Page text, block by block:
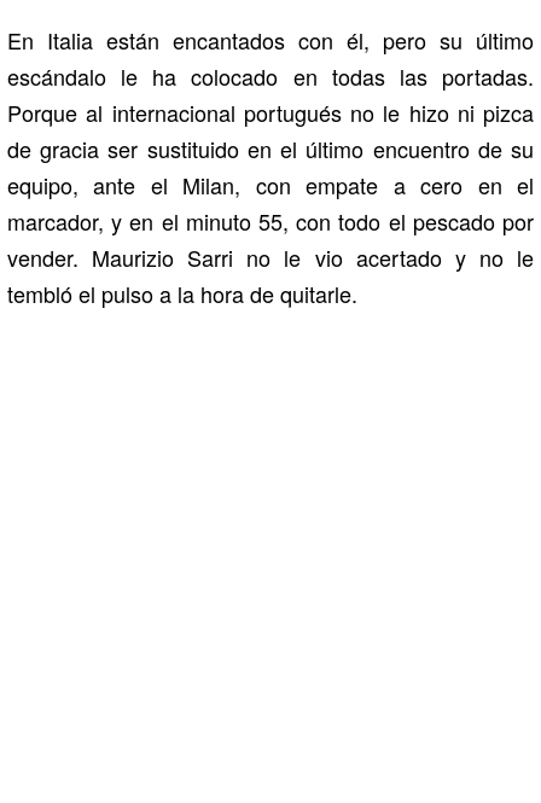
En Italia están encantados con él, pero su último
escándalo le ha colocado en todas las portadas.
Porque al internacional portugués no le hizo ni pizca
de gracia ser sustituido en el último encuentro de su
equipo, ante el Milan, con empate a cero en el
marcador, y en el minuto 55, con todo el pescado por
vender. Maurizio Sarri no le vio acertado y no le
tembló el pulso a la hora de quitarle.